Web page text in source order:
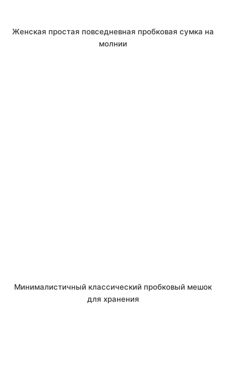
Женская простая повседневная пробковая сумка на
молнии
Минималистичный классический пробковый мешок
для хранения